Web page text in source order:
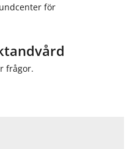
för
frågor.